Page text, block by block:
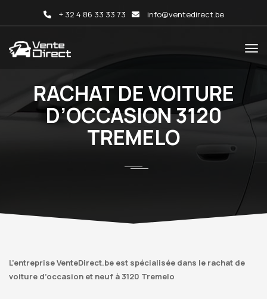
+ 32 4 86 33 33 73 info@ventedirect.be
RACHAT DE VOITURE
D’OCCASION 3120
TREMELO
L’entreprise VenteDirect.be est spécialisée dans le rachat de
voiture d’occasion et neuf à 3120 Tremelo